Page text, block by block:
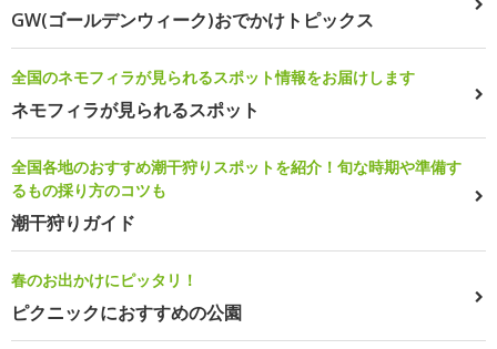
GW(ゴールデンウィーク)おでかけトピックス
全国のネモフィラが見られるスポット情報をお届けします
ネモフィラが見られるスポット
全国各地のおすすめ潮干狩りスポットを紹介！旬な時期や準備す
るもの採り方のコツも
潮干狩りガイド
春のお出かけにピッタリ！
ピクニックにおすすめの公園